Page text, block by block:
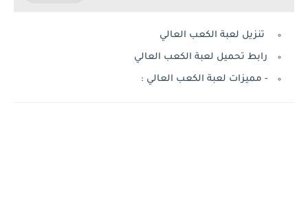
تنزيل لعبة الكعب العالي
رابط تحميل لعبة الكعب العالي
- مميزات لعبة الكعب العالي :